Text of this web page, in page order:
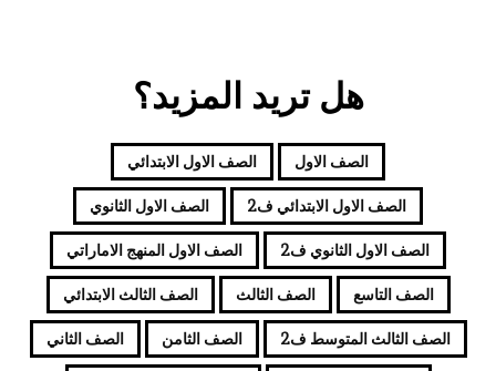
هل تريد المزيد؟
الصف الاول الصف الاول الابتدائي
الصف الاول الابتدائي ف2 الصف الاول الثانوي
الصف الاول الثانوي ف2 الصف الاول المنهج الاماراتي
الصف التاسع الصف الثالث الصف الثالث الابتدائي
الصف الثالث المتوسط ف2 الصف الثامن الصف الثاني